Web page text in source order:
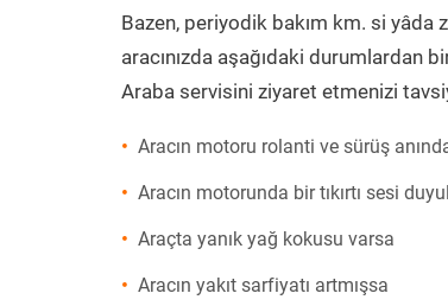
Bazen, periyodik bakım km. si yâda
aracınızda aşağıdaki durumlardan
Araba servisini ziyaret etmenizi
Aracın motoru rolanti ve sürüş
Aracın motorunda bir tıkırtı sesi
Araçta yanık yağ kokusu varsa
Aracın yakıt sarfiyatı artmışsa